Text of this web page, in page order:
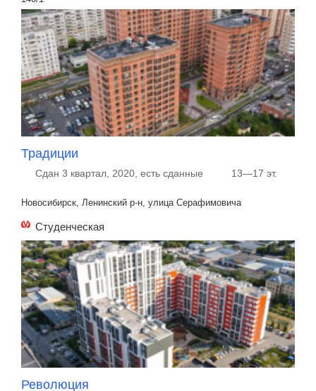
Традиции
Сдан 3 квартал, 2020, есть сданные 13—17 эт.
Новосибирск, Ленинский р-н, улица Серафимовича
Студенческая
Революция